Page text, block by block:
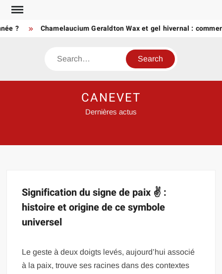
Skip
content
? Chamelaucium Geraldton Wax et gel hivernal :
Search
CANEVET
Dernières actus
Signification du signe de paix ✌ :
histoire et origine de ce symbole
universel
Le geste à deux doigts levés, aujourd’hui associé
à la paix, trouve ses racines dans des contextes